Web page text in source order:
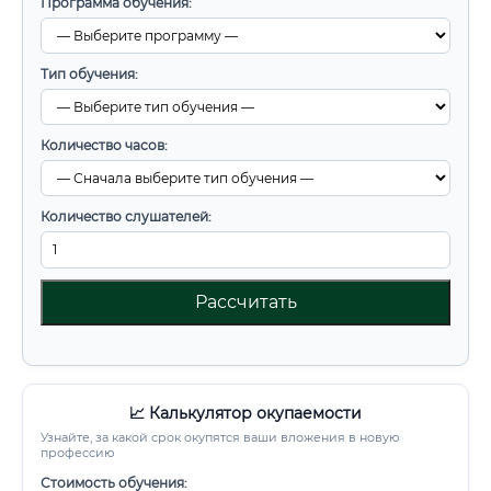
Тип обучения:
Количество часов:
Количество слушателей:
Рассчитать
📈 Калькулятор окупаемости
Узнайте, за какой срок окупятся ваши вложения в новую
профессию
Стоимость обучения: